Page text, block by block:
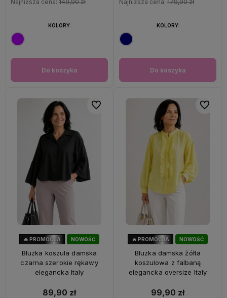
Najniższa cena: 149,90 zł
Do koszyka
KOLORY:
Najniższa cena: 179,90 zł
Do koszyka
KOLORY:
NOWOŚĆ
🔥 PROMOCJA
Bluzka koszula damska
czarna szerokie rękawy
elegancka Italy
89,90 zł
Do ulubionych
NOWOŚĆ
OKAZJA
🔥 PROMOCJA
Bluzka damska żółta
koszulowa z falbaną
elegancka oversize Italy
99,90 zł
Do